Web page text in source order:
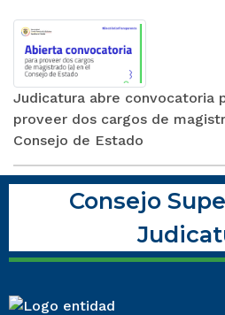
Judicatura abre convocatoria
proveer dos cargos de
Consejo de Estado
Consejo